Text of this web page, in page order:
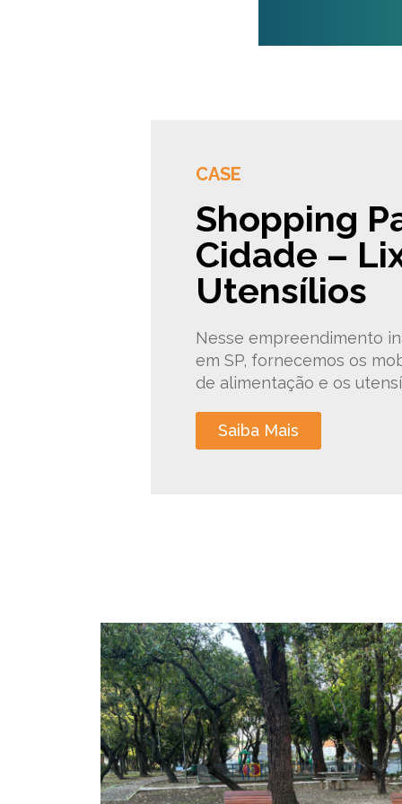
CASE
Shopping
Cidade –
Utensílios
Nesse empreendimento
em SP, fornecemos os
de alimentação e os
Saiba Mais